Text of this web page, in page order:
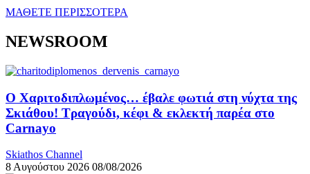
ΜΑΘΕΤΕ ΠΕΡΙΣΣΟΤΕΡΑ
NEWSROOM
Ο Χαριτοδιπλωμένος… έβαλε φωτιά στη νύχτα της
Σκιάθου! Τραγούδι, κέφι & εκλεκτή παρέα στο
Carnayo
Skiathos Channel
8 Αυγούστου 2026 08/08/2026